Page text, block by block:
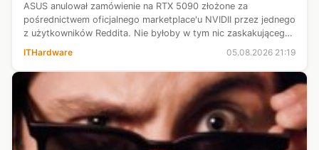
ASUS anulował zamówienie na RTX 5090 złożone za
pośrednictwem oficjalnego marketplace'u NVIDII przez jednego
z użytkowników Reddita. Nie byłoby w tym nic zaskakującego
gdyby nie fakt, iż producent w tej samej chwili podniósł cenę
ITHardware 05.08.2026 21:19